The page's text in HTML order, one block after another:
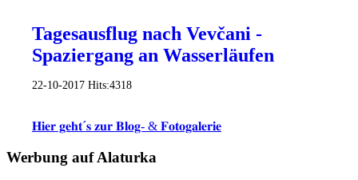
Tagesausflug nach Vevčani -
Spaziergang an Wasserläufen
22-10-2017 Hits:4318
𝐇𝐢𝐞𝐫 𝐠𝐞𝐡𝐭´𝐬 𝐳𝐮𝐫 𝐁𝐥𝐨𝐠- & 𝐅𝐨𝐭𝐨𝐠𝐚𝐥𝐞𝐫𝐢𝐞
Werbung auf Alaturka